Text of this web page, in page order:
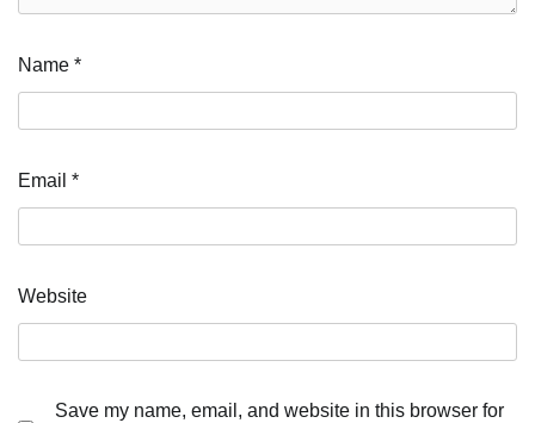
Name *
Email *
Website
Save my name, email, and website in this browser for